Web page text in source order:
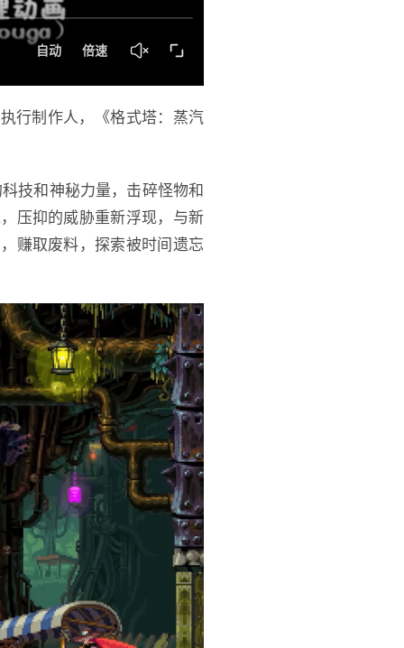
行制作人，《格式塔：蒸汽
技和神秘力量，击碎怪物和
压抑的威胁重新浮现，与新
赚取废料，探索被时间遗忘